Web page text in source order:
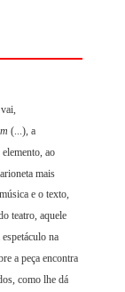
(...), a
ao
mais
e o texto,
teatro, aquele
na
a peça encontra
como lhe dá